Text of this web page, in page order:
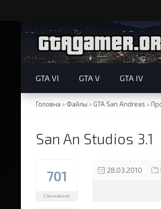
GTA VI GTA V GTA IV
Головна »Файлы »GTA San Andreas »
San An Studios 3.1
701
Скачивание
28.03.2010